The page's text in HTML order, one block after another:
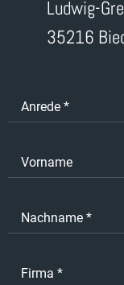
Ludwig-
35216
Anrede *
Vorname
Nachname *
Firma *